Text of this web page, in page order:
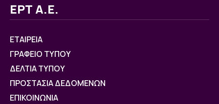
ΕΡΤ Α.Ε.
ΕΤΑΙΡΕΙΑ
ΓΡΑΦΕΙΟ ΤΥΠΟΥ
ΔΕΛΤΙΑ ΤΥΠΟΥ
ΠΡΟΣΤΑΣΙΑ ΔΕΔΟΜΕΝΩΝ
ΕΠΙΚΟΙΝΩΝΙΑ